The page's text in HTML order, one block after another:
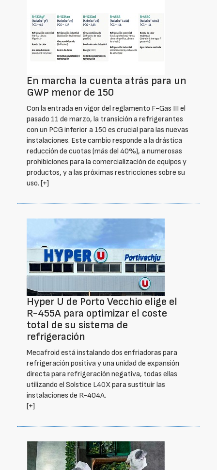
En marcha la cuenta atrás para un
GWP menor de 150
Con la entrada en vigor del reglamento F-Gas III el
pasado 11 de marzo, la transición a refrigerantes
con un PCG inferior a 150 es crucial para las nuevas
instalaciones. Este cambio responde a la drástica
reducción de cuotas (más del 40%), a numerosas
prohibiciones para la comercialización de equipos y
productos, y a las próximas restricciones sobre su
uso. [+]
Hyper U de Porto Vecchio elige el
R-455A para optimizar el coste
total de su sistema de
refrigeración
Mecafroid está instalando dos enfriadoras para
refrigeración positiva y una unidad de expansión
directa para refrigeración negativa, todas ellas
utilizando el Solstice L40X para sustituir las
instalaciones de R-404A.
[+]